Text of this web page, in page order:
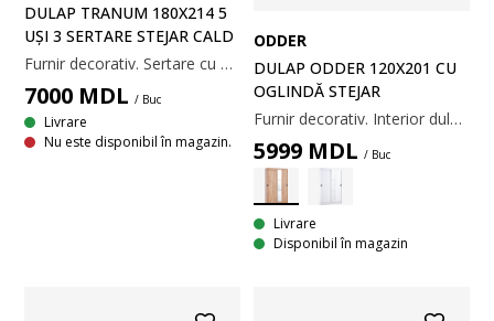
DULAP TRANUM 180X214 5
UȘI 3 SERTARE STEJAR CALD
Furnir decorativ. Sertare cu deschidere prin apăsare. Interior dulap: 4 rafturi și 2 bare pentru umerașe. 180x214x60 cm
7000 MDL / Buc
Livrare
Nu este disponibil în magazin.
ODDER
DULAP ODDER 120X201 CU
OGLINDĂ STEJAR
Furnir decorativ. Interior dulap: 6 rafturi și 1 bară pentru umerașe. 120x201x62 cm
5999 MDL / Buc
Livrare
Disponibil în magazin